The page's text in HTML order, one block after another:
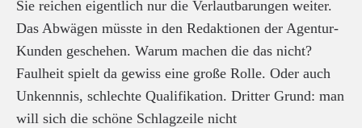
Sie reichen eigentlich nur die Verlautbarungen weiter.
Das Abwägen müsste in den Redaktionen der Agentur-
Kunden geschehen. Warum machen die das nicht?
Faulheit spielt da gewiss eine große Rolle. Oder auch
Unkennnis, schlechte Qualifikation. Dritter Grund: man
will sich die schöne Schlagzeile nicht